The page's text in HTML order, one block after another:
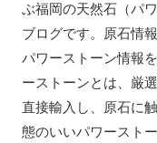
ぶ福岡の天然石（パ
ブログです。原石情
パワーストーン情報
ーストーンとは、厳
直接輸入し、原石に
態のいいパワースト